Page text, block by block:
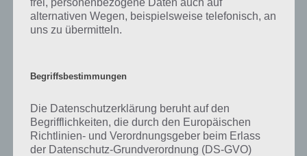
zum Jahr 2030 marktreif sein werden, jedoch gibt es noch einige
Herausforderungen, wie die Frage der Haftung, die gelöst werden
müssen. Aber es gibt auch viele Vorteile, wie eine potenzielle
und behinderten Menschen erhöhen, indem sie die persönliche
autonomes Fahren dem Verkehr auf der Straße neue Horizonte
eröffnen und die Art und Weise, wie wir uns fortbewegen,
grundlegend verändern.
alternativen Wegen, beispielsweise telefonisch, an
uns zu übermitteln.
Begriffsbestimmungen
Die Datenschutzerklärung beruht auf den
Begrifflichkeiten, die durch den Europäischen
Richtlinien- und Verordnungsgeber beim Erlass
der Datenschutz-Grundverordnung (DS-GVO)